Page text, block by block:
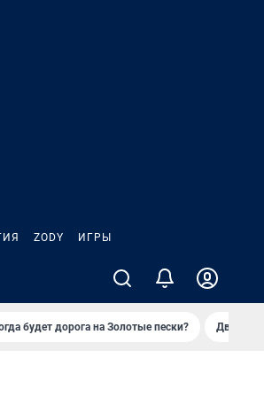
ZODY ИГРЫ
будет дорога на Золотые пески? Двое